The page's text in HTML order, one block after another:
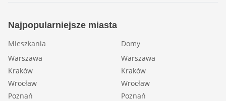
Najpopularniejsze miasta
Mieszkania
Warszawa
Kraków
Wrocław
Poznań
Domy
Warszawa
Kraków
Wrocław
Poznań